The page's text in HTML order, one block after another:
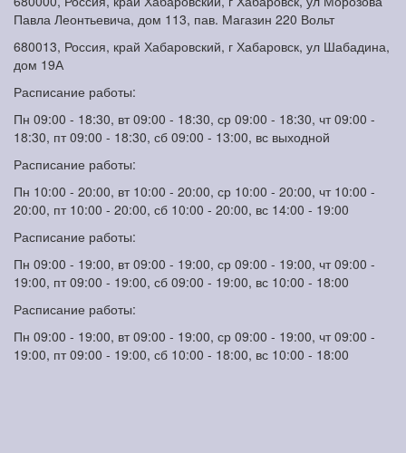
Павла Леонтьевича, дом 113, пав. Магазин 220 Вольт
680013, Россия, край Хабаровский, г Хабаровск, ул Шабадина,
дом 19А
Расписание работы:
Пн 09:00 - 18:30, вт 09:00 - 18:30, ср 09:00 - 18:30, чт 09:00 -
18:30, пт 09:00 - 18:30, сб 09:00 - 13:00, вс выходной
Расписание работы:
Пн 10:00 - 20:00, вт 10:00 - 20:00, ср 10:00 - 20:00, чт 10:00 -
20:00, пт 10:00 - 20:00, сб 10:00 - 20:00, вс 14:00 - 19:00
Расписание работы:
Пн 09:00 - 19:00, вт 09:00 - 19:00, ср 09:00 - 19:00, чт 09:00 -
19:00, пт 09:00 - 19:00, сб 09:00 - 19:00, вс 10:00 - 18:00
Расписание работы:
Пн 09:00 - 19:00, вт 09:00 - 19:00, ср 09:00 - 19:00, чт 09:00 -
19:00, пт 09:00 - 19:00, сб 10:00 - 18:00, вс 10:00 - 18:00